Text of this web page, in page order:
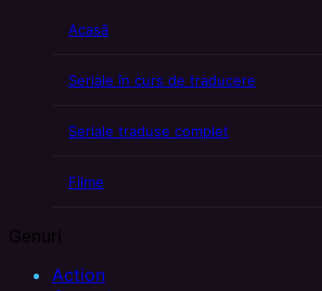
Acasă
Seriale în curs de traducere
Seriale traduse complet
Filme
Genuri
Action